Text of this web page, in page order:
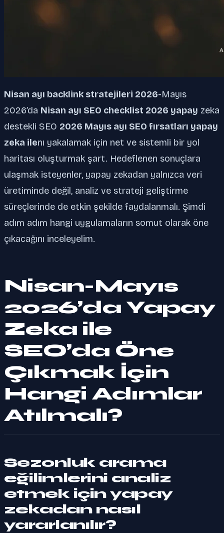
Nisan ayı backlink stratejileri 2026-Mayıs
2026’da Nisan ayı SEO checklist 2026 yapay zeka
destekli SEO 2026 Mayıs ayı SEO fırsatları yapay
zeka ilenı yakalamak için net ve sistemli bir yol
haritası oluşturmak şart. Hedeflenen sonuçlara
ulaşmak isteyenler, yapay zekadan yalnızca veri
üretiminde değil, analiz ve strateji geliştirme
süreçlerinde de etkin şekilde faydalanmalı. Şimdi
adım adım hangi uygulamaların somut olarak öne
çıkacağını inceleyelim.
Nisan-Mayıs
2026’da Yapay
Zeka ile
SEO’da Öne
Çıkmak İçin
Hangi Adımlar
Atılmalı?
Sezonluk arama
eğilimlerini analiz
etmek için yapay
zekadan nasıl
yararlanılır?